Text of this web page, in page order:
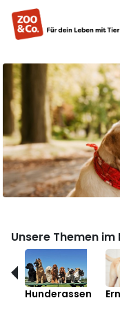
Unsere Themen
Hunderassen